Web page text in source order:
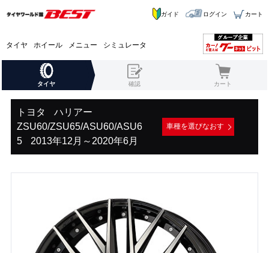
タイヤ ホイール メニュー シミュレータ
ガイド ログイン カート
タイヤ 確認 カート
トヨタ
ハリアー
ZSU60/ZSU65/ASU60/ASU6
5
2013年12月～2020年6月
車種を選びなおす